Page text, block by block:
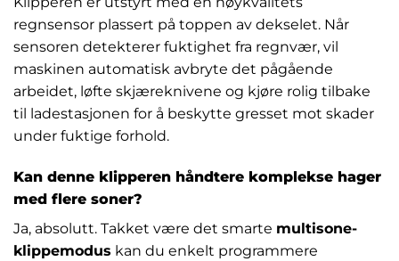
regnsensor plassert på toppen av dekselet. Når
sensoren detekterer fuktighet fra regnvær, vil
maskinen automatisk avbryte det pågående
arbeidet, løfte skjæreknivene og kjøre rolig tilbake
til ladestasjonen for å beskytte gresset mot skader
under fuktige forhold.
Kan denne klipperen håndtere komplekse hager
med flere soner?
Ja, absolutt. Takket være det smarte multisone-
klippemodus kan du enkelt programmere